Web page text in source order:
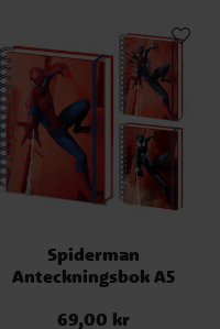
Spiderman
Anteckningsbok A5
Pris:69,00 kr
69,00 kr